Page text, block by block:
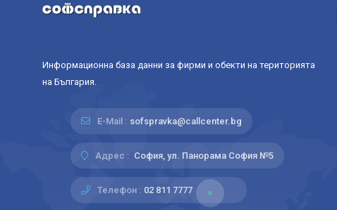
Информационна база данни за фирми и обекти на територията
на България.
E-Mail : sofspravka@callcenter.bg
Адрес : София, ул. Панорама София №5
Телефон : 02 811 7777